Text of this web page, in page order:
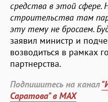
средства в этой
строительства там
эту тему не бросаем.
заявил министр и
возводиться в рамках
партнерства.
Подпишитесь на канал
Саратова" в MAX